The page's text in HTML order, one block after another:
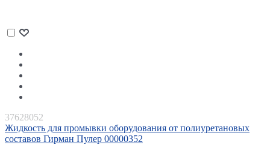
37628052
Жидкость для промывки оборудования от полиуретановых
составов Гирман Пулер 00000352